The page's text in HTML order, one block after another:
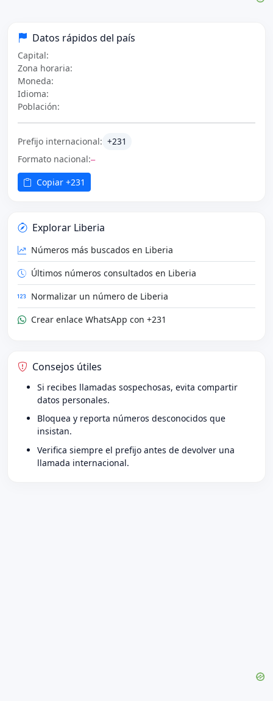
Datos rápidos del país
Capital:
Zona horaria:
Moneda:
Idioma:
Población:
Prefijo internacional: +231
Formato nacional:—
Copiar +231
Explorar Liberia
Números más buscados en Liberia
Últimos números consultados en Liberia
Normalizar un número de Liberia
Crear enlace WhatsApp con +231
Consejos útiles
Si recibes llamadas sospechosas, evita compartir
datos personales.
Bloquea y reporta números desconocidos que
insistan.
Verifica siempre el prefijo antes de devolver una
llamada internacional.